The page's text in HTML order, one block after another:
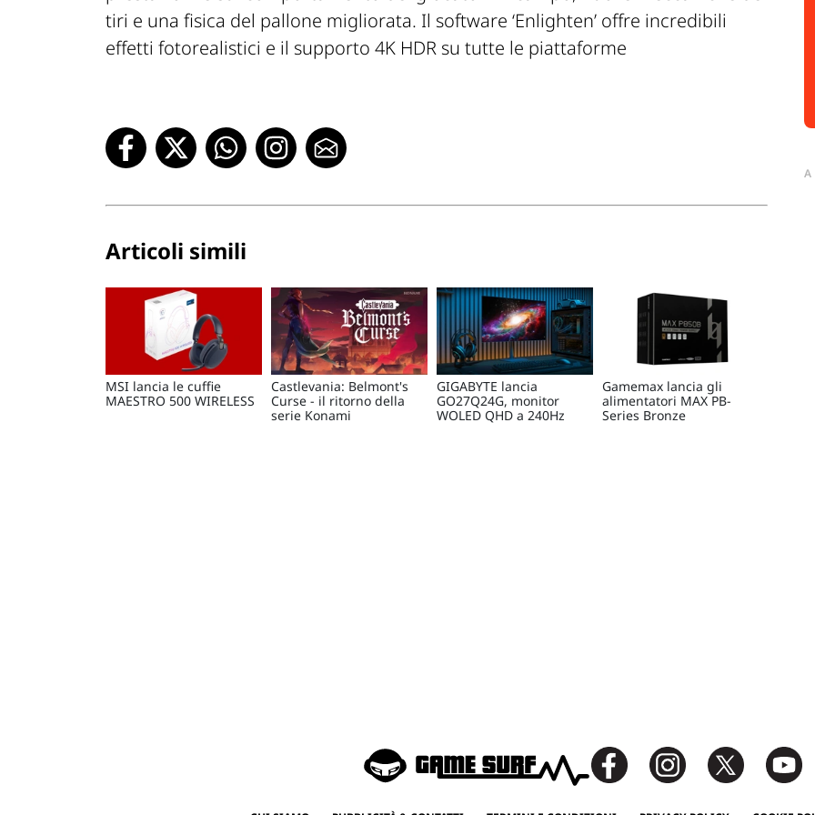
tiri e una fisica del pallone migliorata. Il software ‘Enlighten’ offre incredibili
effetti fotorealistici e il supporto 4K HDR su tutte le piattaforme
Articoli simili
MSI lancia le cuffie
MAESTRO 500 WIRELESS
Castlevania: Belmont's
Curse - il ritorno della
serie Konami
GIGABYTE lancia
GO27Q24G, monitor
WOLED QHD a 240Hz
Gamemax lancia gli
alimentatori MAX PB-
Series Bronze